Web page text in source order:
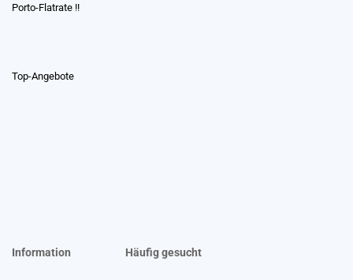
Porto-Flatrate !!
Top-Angebote
Information Häufig gesucht